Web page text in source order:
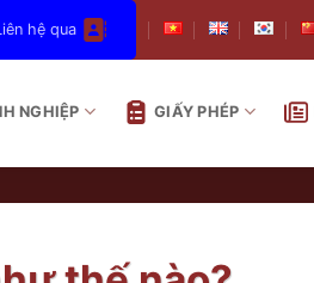
hệ qua
NGHIỆP GIẤY PHÉP